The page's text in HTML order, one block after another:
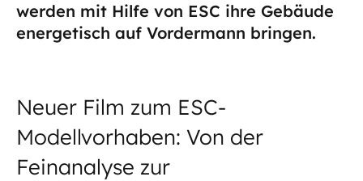
werden mit Hilfe von ESC ihre Gebäude
energetisch auf Vordermann bringen.
Neuer Film zum ESC-
Modellvorhaben: Von der
Feinanalyse zur